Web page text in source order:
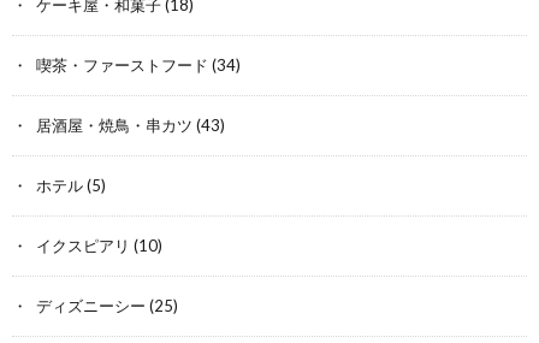
ケーキ屋・和菓子(18)
喫茶・ファーストフード (34)
居酒屋・焼鳥・串カツ (43)
ホテル(5)
イクスピアリ (10)
ディズニーシー (25)